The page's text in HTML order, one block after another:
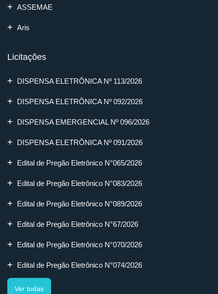
ASSEMAE
Aris
Licitações
DISPENSA ELETRÔNICA Nº 113/2026
DISPENSA ELETRÔNICA Nº 092/2026
DISPENSA EMERGENCIAL Nº 096/2026
DISPENSA ELETRÔNICA Nº 091/2026
Edital de Pregão Eletrônico N°065/2026
Edital de Pregão Eletrônico N°083/2026
Edital de Pregão Eletrônico N°089/2026
Edital de Pregão Eletrônico N°67/2026
Edital de Pregão Eletrônico N°070/2026
Edital de Pregão Eletrônico N°074/2026
Ver todas